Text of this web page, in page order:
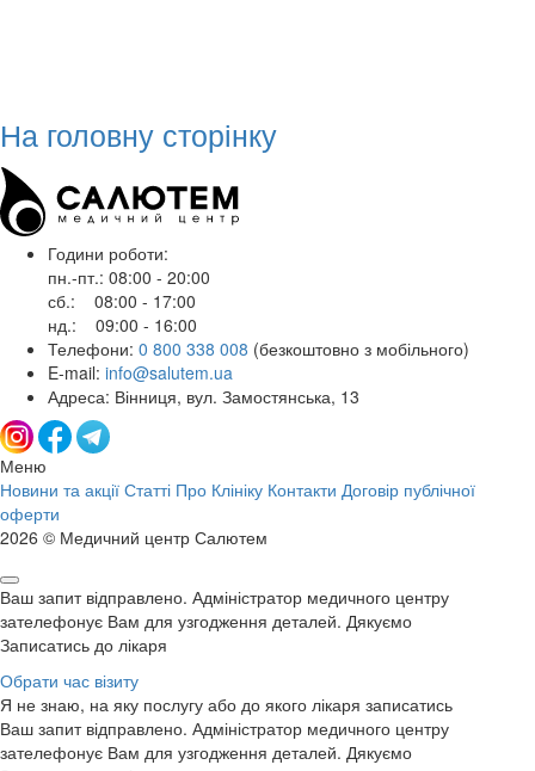
На головну сторінку
Години роботи:
пн.-пт.: 08:00 - 20:00
сб.: 08:00 - 17:00
нд.: 09:00 - 16:00
Телефони: 0 800 338 008 (безкоштовно з мобільного)
E-mail: info@salutem.ua
Адреса: Вінниця, вул. Замостянська, 13
Меню
Новини та акції Статті Про Клініку Контакти Договір публічної
оферти
2026 © Медичний центр Салютем
Ваш запит відправлено. Адміністратор медичного центру
зателефонує Вам для узгодження деталей. Дякуємо
Записатись до лікаря
Обрати час візиту
Я не знаю, на яку послугу або до якого лікаря записатись
Ваш запит відправлено. Адміністратор медичного центру
зателефонує Вам для узгодження деталей. Дякуємо